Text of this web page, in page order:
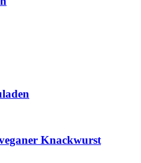
Knackwurst